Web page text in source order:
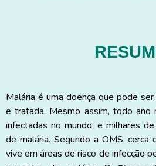
Malária é uma doença que pode
e tratada. Mesmo assim, todo ano
infectadas no mundo, e milhares
de malária. Segundo a OMS, cerca
vive em áreas de risco de infecção